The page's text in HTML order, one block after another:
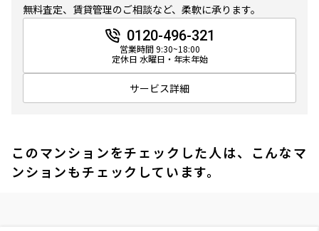
無料査定、賃貸管理のご相談など、柔軟に承ります。
0120-496-321
営業時間 9:30~18:00
定休日 水曜日・年末年始
サービス詳細
このマンションをチェックした人は、こんなマ
ンションもチェックしています。